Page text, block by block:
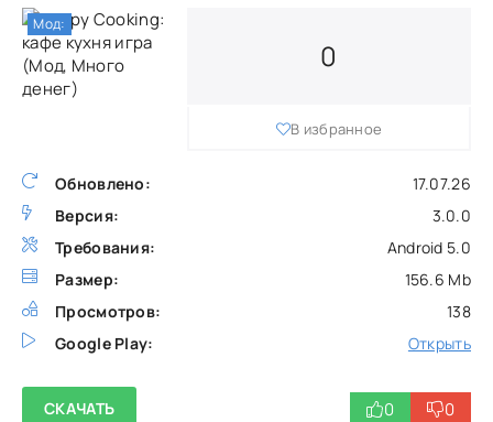
Обновлено:
17.07.26
Версия:
3.0.0
Требования:
Android 5.0
Размер:
156.6 Mb
Просмотров:
138
Google Play:
Открыть
0
В избранное
СКАЧАТЬ 0 0
Мод: